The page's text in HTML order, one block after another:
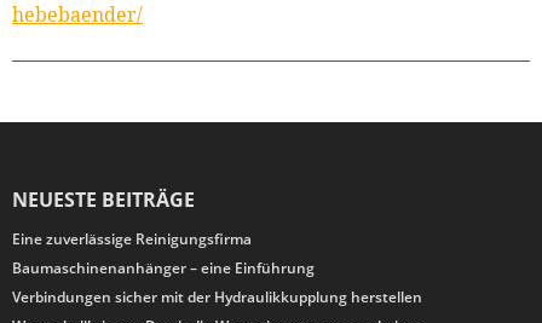
hebebaender/
NEUESTE BEITRÄGE
Eine zuverlässige Reinigungsfirma
Baumaschinenanhänger – eine Einführung
Verbindungen sicher mit der Hydraulikkupplung herstellen